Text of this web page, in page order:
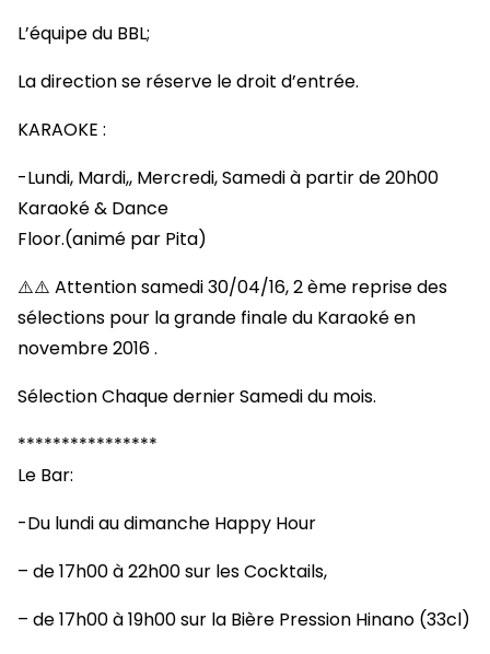
L’équipe du BBL;
La direction se réserve le droit d’entrée.
KARAOKE :
-Lundi, Mardi,, Mercredi, Samedi à partir de 20h00
Karaoké & Dance
Floor.(animé par Pita)
⚠️⚠️ Attention samedi 30/04/16, 2 ème reprise des
sélections pour la grande finale du Karaoké en
novembre 2016 .
Sélection Chaque dernier Samedi du mois.
****************
Le Bar:
-Du lundi au dimanche Happy Hour
– de 17h00 à 22h00 sur les Cocktails,
– de 17h00 à 19h00 sur la Bière Pression Hinano (33cl)